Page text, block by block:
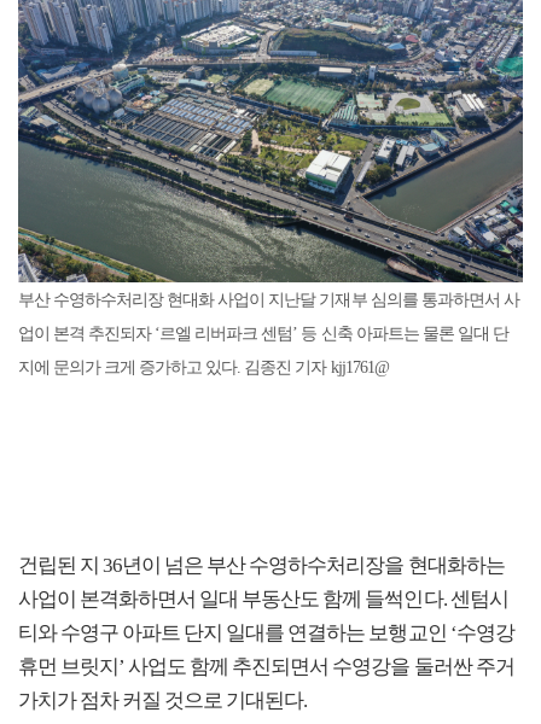
부산 수영하수처리장 현대화 사업이 지난달 기재부 심의를 통과하면서 사
업이 본격 추진되자 ‘르엘 리버파크 센텀’ 등 신축 아파트는 물론 일대 단
지에 문의가 크게 증가하고 있다. 김종진 기자 kjj1761@
건립된 지 36년이 넘은 부산 수영하수처리장을 현대화하는
사업이 본격화하면서 일대 부동산도 함께 들썩인다. 센텀시
티와 수영구 아파트 단지 일대를 연결하는 보행교인 ‘수영강
휴먼 브릿지’ 사업도 함께 추진되면서 수영강을 둘러싼 주거
가치가 점차 커질 것으로 기대된다.